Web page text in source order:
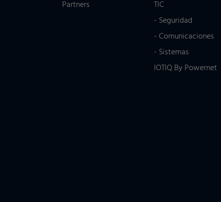
Partners
TIC
- Seguridad
- Comunicaciones
- Sistemas
IOTIQ By Powernet